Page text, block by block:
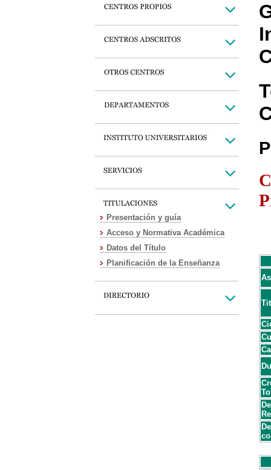
Presentación y guía
Acceso y Normativa Académica
Datos del Título
Planificación de la Enseñanza